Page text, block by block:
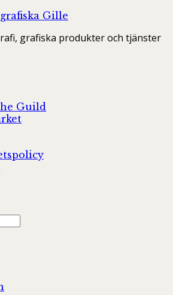
Gille
grafiska produkter och tjänster
Guild